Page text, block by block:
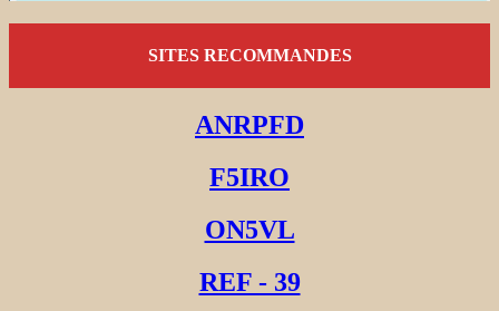
SITES RECOMMANDES
ANRPFD
F5IRO
ON5VL
REF - 39